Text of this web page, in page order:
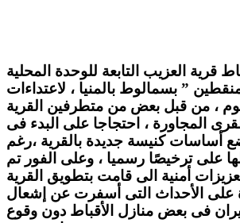
قرية العزيب التابعة للوحدة المحلية
” بسمالوط بالمنيا ، لاعتداءات
، من قبل بعض من متطرفين القرية
المجاورة ، احتجاجا على البدء فى
أساسات كنيسة جديدة بالقرية ،رغم
على ترخيصًا رسميا ، وعلى الفور تم
أمنية الى قامت بتطويق القرية
على الأحداث التى أسفرت عن إشعال
فى بعض منازل الأقباط دون وقوع